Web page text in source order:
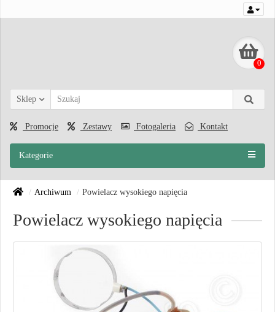
0
Sklep
Promocje Zestawy Fotogaleria Kontakt
Kategorie
Archiwum Powielacz wysokiego napięcia
Powielacz wysokiego napięcia